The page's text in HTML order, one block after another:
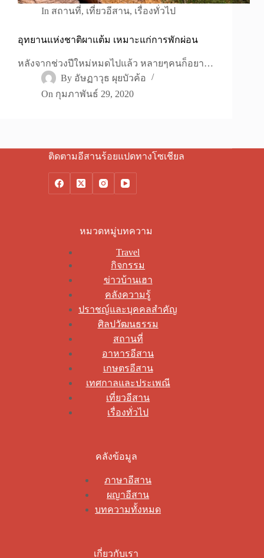
In สถานที่, เที่ยวอีสาน, เรื่องทั่วไป
อุทยานแห่งชาติผาแต้ม เหมาะแก่การพักผ่อน
หลังจากช่วงปีใหม่หมดไปแล้ว หลายๆคนก็อยา…
By อัษฏาวุธ ผุยบัวค้อ
On กุมภาพันธ์ 29, 2020
ติดตามอีสานร้อยแปดทางโซเชียล
หมวดหมู่บทความ
Travel
กิจกรรม
ข่าวบ้านเฮา
คลังความรู้
ปราชญ์และบุคคลสำคัญ
ศิลปวัฒนธรรม
สถานที่
อาหารอีสาน
เกษตรอีสาน
เทศกาลและประเพณี
เที่ยวอีสาน
เรื่องทั่วไป
คลังข้อมูล
ภาษาอีสาน
ผญาอีสาน
บทความทั้งหมด
เกี่ยวกับเรา